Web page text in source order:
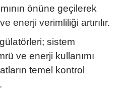
önüne geçilerek
enerji verimliliği artırılır.
sistem
ve enerji kullanımı
temel kontrol